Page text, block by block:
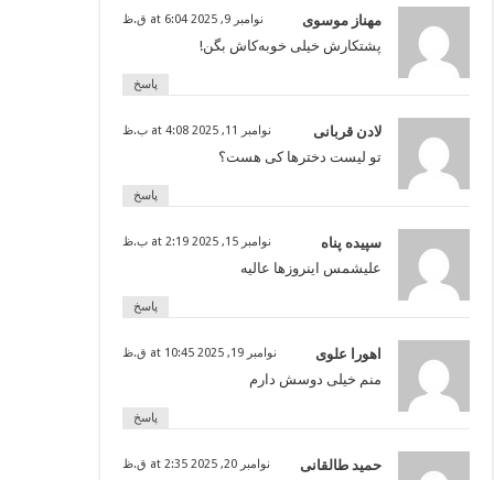
مهناز موسوی نوامبر 9, 2025 at 6:04 ق.ظ
پشتکارش خیلی خوبه‌کاش بگن!
پاسخ
لادن قربانی نوامبر 11, 2025 at 4:08 ب.ظ
تو لیست دخترها کی هست؟
پاسخ
سپیده پناه نوامبر 15, 2025 at 2:19 ب.ظ
علیشمس اینروزها عالیه
پاسخ
اهورا علوی نوامبر 19, 2025 at 10:45 ق.ظ
منم خیلی دوسش دارم
پاسخ
حمید طالقانی نوامبر 20, 2025 at 2:35 ق.ظ